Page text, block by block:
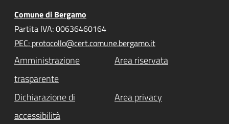
Comune di Bergamo
Partita IVA: 00636460164
PEC: protocollo@cert.comune.bergamo.it
Amministrazione
trasparente
Area riservata
Dichiarazione di
accessibilità
Area privacy